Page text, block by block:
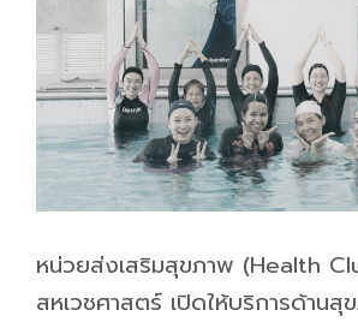
หน่วยส่งเสริมสุขภาพ (Health
สหเวชศาสตร์ เปิดให้บริการด้านสุ